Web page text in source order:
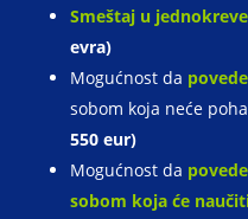
Smeštaj u
evra)
Mogućnost da
sobom koja neće
550 eur)
Mogućnost da
sobom koja će